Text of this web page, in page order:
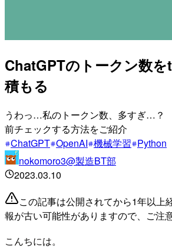
ChatGPTのトークン数
積もる
うわっ…私のトークン数、多すぎ…？
前チェックする方法をご紹介
ChatGPT OpenAI 機械学習 Python
nokomoro3@製造BT部
2023.03.10
この記事は公開されてから1年以上
報が古い可能性がありますので、ご注
こんちには。